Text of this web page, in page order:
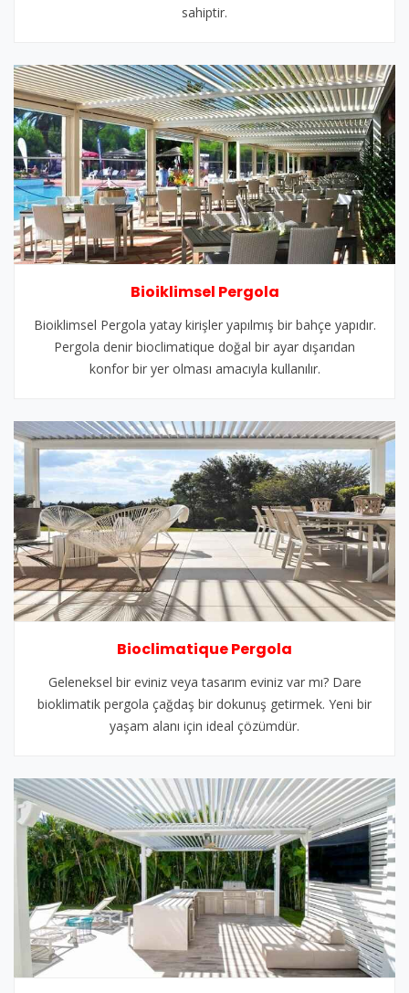
sahiptir.
Bioiklimsel Pergola
Bioiklimsel Pergola yatay kirişler yapılmış bir bahçe yapıdır.
Pergola denir bioclimatique doğal bir ayar dışarıdan
konfor bir yer olması amacıyla kullanılır.
Bioclimatique Pergola
Geleneksel bir eviniz veya tasarım eviniz var mı? Dare
bioklimatik pergola çağdaş bir dokunuş getirmek. Yeni bir
yaşam alanı için ideal çözümdür.